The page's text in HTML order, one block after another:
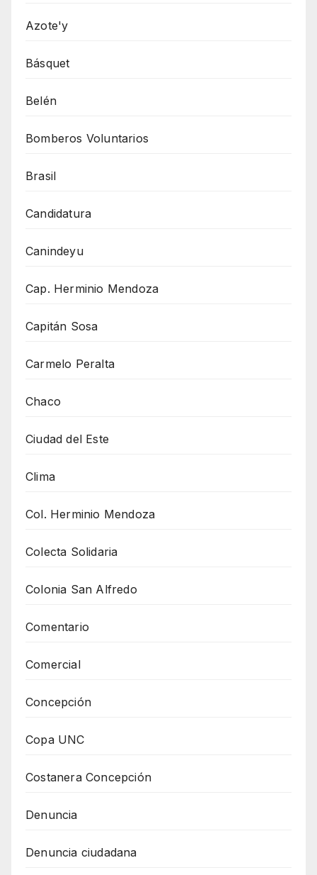
Azote'y
Básquet
Belén
Bomberos Voluntarios
Brasil
Candidatura
Canindeyu
Cap. Herminio Mendoza
Capitán Sosa
Carmelo Peralta
Chaco
Ciudad del Este
Clima
Col. Herminio Mendoza
Colecta Solidaria
Colonia San Alfredo
Comentario
Comercial
Concepción
Copa UNC
Costanera Concepción
Denuncia
Denuncia ciudadana